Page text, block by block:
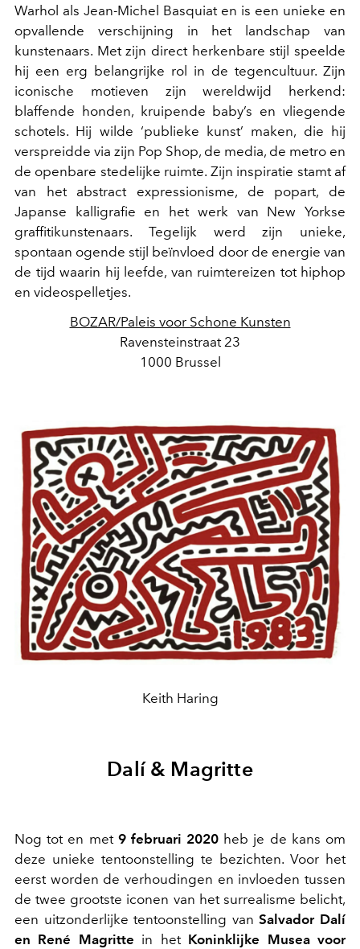
Warhol als Jean-Michel Basquiat en is een unieke en
opvallende verschijning in het landschap van
kunstenaars. Met zijn direct herkenbare stijl speelde
hij een erg belangrijke rol in de tegencultuur. Zijn
iconische motieven zijn wereldwijd herkend:
blaffende honden, kruipende baby’s en vliegende
schotels. Hij wilde ‘publieke kunst’ maken, die hij
verspreidde via zijn Pop Shop, de media, de metro en
de openbare stedelijke ruimte. Zijn inspiratie stamt af
van het abstract expressionisme, de popart, de
Japanse kalligrafie en het werk van New Yorkse
graffitikunstenaars. Tegelijk werd zijn unieke,
spontaan ogende stijl beïnvloed door de energie van
de tijd waarin hij leefde, van ruimtereizen tot hiphop
en videospelletjes.
BOZAR/Paleis voor Schone Kunsten
Ravensteinstraat 23
1000 Brussel
Keith Haring
Dalí & Magritte
Nog tot en met 9 februari 2020 heb je de kans om
deze unieke tentoonstelling te bezichten. Voor het
eerst worden de verhoudingen en invloeden tussen
de twee grootste iconen van het surrealisme belicht,
een uitzonderlijke tentoonstelling vanSalvador Dalí
en René Magritte in het Koninklijke Musea voor